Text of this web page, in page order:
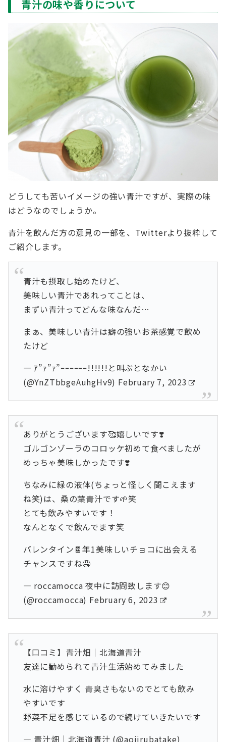
青汁の味や香りについて
どうしても苦いイメージの強い青汁ですが、実際の味
はどうなのでしょうか。
青汁を飲んだ方の意見の一部を、Twitterより抜粋して
ご紹介します。
青汁も摂取し始めたけど、
美味しい青汁であれってことは、
まずい青汁ってどんな味なんだ…
まぁ、美味しい青汁は癖の強いお茶感覚で飲め
たけど
— ｱ”ｧ”ｧ”ｰｰｰｰｰｰ!!!!!!と叫ぶとなかい
(@YnZTbbgeAuhgHv9) February 7, 2023
ありがとうございます🥰嬉しいです❣️
ゴルゴンゾーラのコロッケ初めて食べましたが
めっちゃ美味しかったです❣️
ちなみに緑の液体(ちょっと怪しく聞こえます
ね笑)は、桑の葉青汁です🌱笑
とても飲みやすいです！
なんとなくで飲んでます笑
バレンタイン🍫年1美味しいチョコに出会える
チャンスですね🤤
— roccamocca 夜中に訪問致します😊
(@roccamocca) February 6, 2023
【口コミ】青汁畑｜北海道青汁
友達に勧められて青汁生活始めてみました
水に溶けやすく 青臭さもないのでとても飲み
やすいです
野菜不足を感じているので続けていきたいです
— 青汁畑｜北海道青汁 (@aojirubatake)